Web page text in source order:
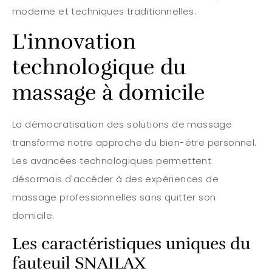
moderne et techniques traditionnelles.
L'innovation
technologique du
massage à domicile
La démocratisation des solutions de massage
transforme notre approche du bien-être personnel.
Les avancées technologiques permettent
désormais d'accéder à des expériences de
massage professionnelles sans quitter son
domicile.
Les caractéristiques uniques du
fauteuil SNAILAX